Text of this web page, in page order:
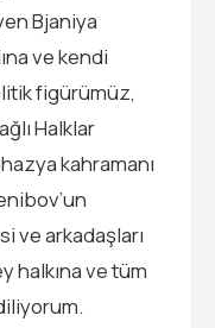
Bjaniya
ve kendi
figürümüz,
Halklar
kahramanı
ve arkadaşları
halkına ve tüm